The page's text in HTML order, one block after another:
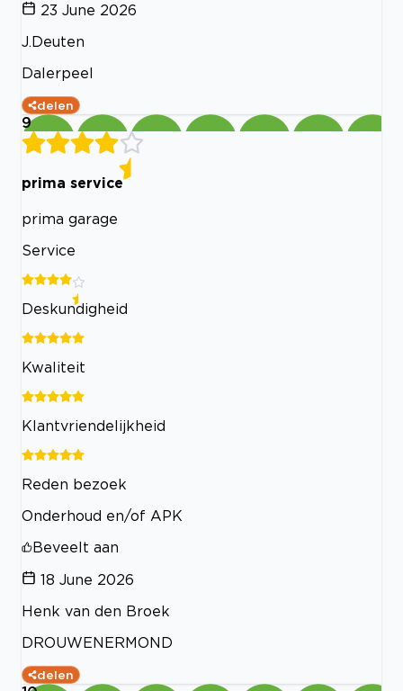
23 June 2026
J.Deuten
Dalerpeel
delen
9
prima service
prima garage
Service
Deskundigheid
Kwaliteit
Klantvriendelijkheid
Reden bezoek
Onderhoud en/of APK
Beveelt aan
18 June 2026
Henk van den Broek
DROUWENERMOND
delen